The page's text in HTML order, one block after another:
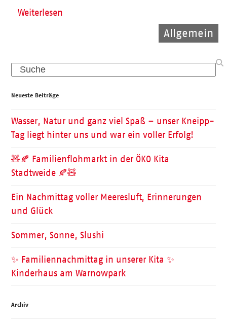
Allgemein
Kinder
Allgemein
Weiterlesen
Search
Neueste Beiträge
Wasser, Natur und ganz viel Spaß – unser Kneipp-
Tag liegt hinter uns und war ein voller Erfolg!
🧸🍂 Familienflohmarkt in der ÖKO Kita
Stadtweide 🍂🧸
Ein Nachmittag voller Meeresluft, Erinnerungen
und Glück
Sommer, Sonne, Slushi
✨ Familiennachmittag in unserer Kita ✨
Kinderhaus am Warnowpark
Archiv